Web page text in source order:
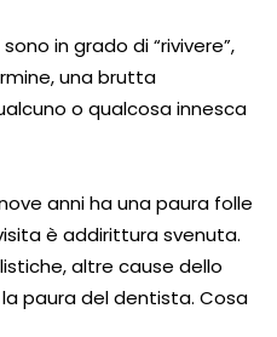
in grado di “rivivere”,
una brutta
o qualcosa innesca
anni ha una paura folle
è addirittura svenuta.
altre cause dello
paura del dentista. Cosa